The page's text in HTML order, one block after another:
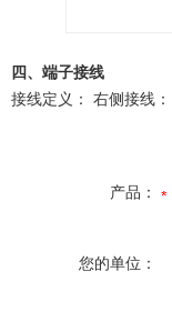
四、 端子接线
接线定义：
右侧接线
产品：
您的单位：